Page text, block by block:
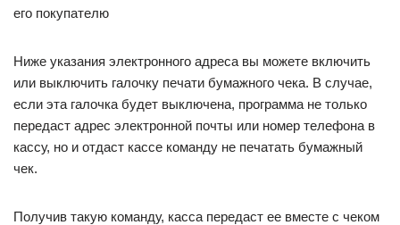
Ниже указания электронного адреса вы можете включить
или выключить галочку печати бумажного чека. В случае,
если эта галочка будет выключена, программа не только
передаст адрес электронной почты или номер телефона в
кассу, но и отдаст кассе команду не печатать бумажный
чек.
Получив такую команду, касса передаст ее вместе с чеком